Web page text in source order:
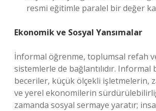
resmi eğitimle paralel bir değer
Ekonomik ve Sosyal Yansımalar
İnformal öğrenme, toplumsal refah
sistemlerle de bağlantılıdır. Informal
beceriler, küçük ölçekli işletmelerin,
ve yerel ekonomilerin
zamanda sosyal sermaye yaratır;